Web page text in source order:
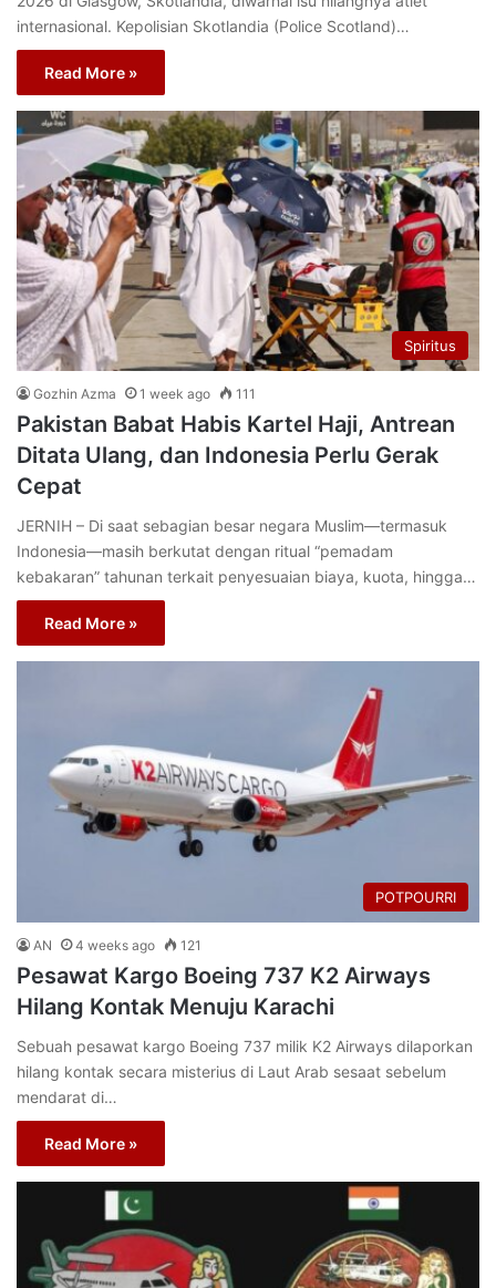
internasional. Kepolisian Skotlandia (Police Scotland)…
Read More »
Spiritus
Gozhin Azma 1 week ago 111
Pakistan Babat Habis Kartel Haji, Antrean
Ditata Ulang, dan Indonesia Perlu Gerak
Cepat
JERNIH – Di saat sebagian besar negara Muslim—termasuk
Indonesia—masih berkutat dengan ritual “pemadam
kebakaran” tahunan terkait penyesuaian biaya, kuota, hingga…
Read More »
POTPOURRI
AN 4 weeks ago 121
Pesawat Kargo Boeing 737 K2 Airways
Hilang Kontak Menuju Karachi
Sebuah pesawat kargo Boeing 737 milik K2 Airways dilaporkan
hilang kontak secara misterius di Laut Arab sesaat sebelum
mendarat di…
Read More »